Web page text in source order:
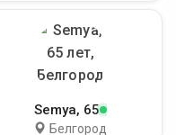
Semya, 65
Белгород